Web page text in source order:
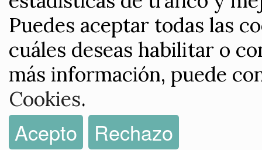
Puedes aceptar todas las
cuáles deseas habilitar o
más información, puede
Cookies.
Acepto Rechazo